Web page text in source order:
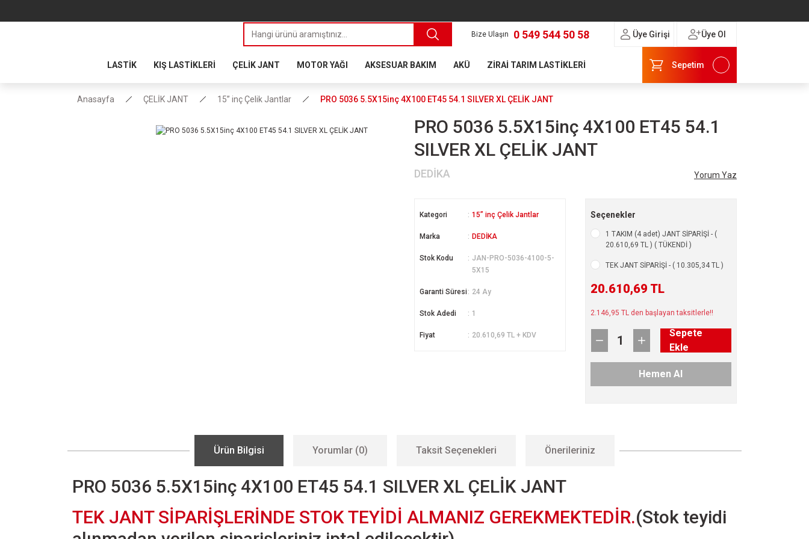
Bize Ulaşın 0 549 544 50 58 Üye Girişi Üye Ol
LASTİK KIŞ LASTİKLERİ ÇELİK JANT MOTOR YAĞI AKSESUAR BAKIM AKÜ ZİRAİ TARIM LASTİKLERİ Sepetim
Anasayfa ÇELİK JANT 15” inç Çelik Jantlar PRO 5036 5.5X15inç 4X100 ET45 54.1 SILVER XL ÇELİK JANT
PRO 5036 5.5X15inç 4X100 ET45 54.1
SILVER XL ÇELİK JANT
DEDİKA Yorum Yaz
Kategori 15” inç Çelik Jantlar
Marka DEDİKA
Stok Kodu
JAN-PRO-5036-4100-5-
5X15
Garanti Süresi 24 Ay
Stok Adedi 1
Fiyat 20.610,69 TL + KDV
Seçenekler
1 TAKIM (4 adet) JANT SİPARİŞİ - (
20.610,69 TL ) ( TÜKENDİ )
TEK JANT SİPARİŞİ - ( 10.305,34 TL )
20.610,69 TL
2.146,95 TL den başlayan taksitlerle!!
Sepete
Ekle
Hemen Al
Ürün Bilgisi Yorumlar (0) Taksit Seçenekleri Önerileriniz
PRO 5036 5.5X15inç 4X100 ET45 54.1 SILVER XL ÇELİK JANT
TEK JANT SİPARİŞLERİNDE STOK TEYİDİ ALMANIZ GEREKMEKTEDİR.(Stok teyidi